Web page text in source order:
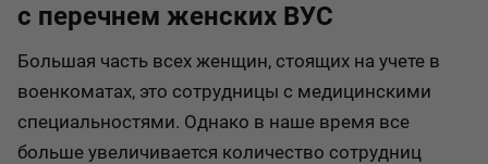
с перечнем женских ВУС
Большая часть всех женщин, стоящих на учете в
военкоматах, это сотрудницы с медицинскими
специальностями. Однако в наше время все
больше увеличивается количество сотрудниц